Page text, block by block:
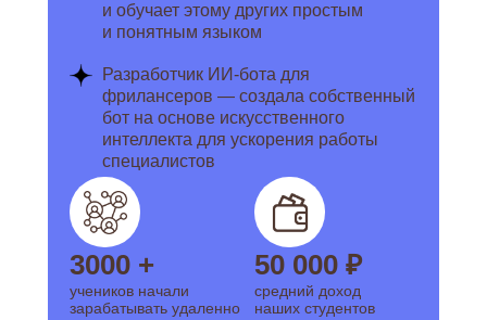
и обучает этому других простым
и понятным языком
Разработчик ИИ-бота для
фрилансеров — создала собственный
бот на основе искусственного
интеллекта для ускорения работы
специалистов
3000 +
учеников начали
зарабатывать удаленно
50 000 ₽
средний доход
наших студентов